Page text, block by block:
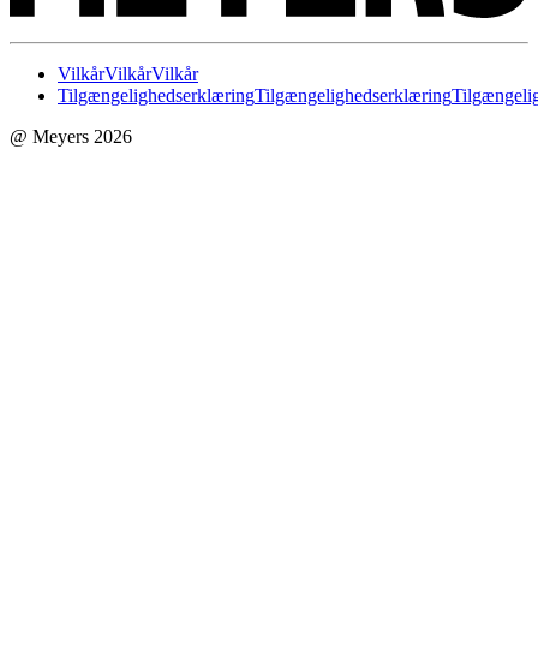
VilkårVilkårVilkår
TilgængelighedserklæringTilgængelighedserklæring
@ Meyers 2026